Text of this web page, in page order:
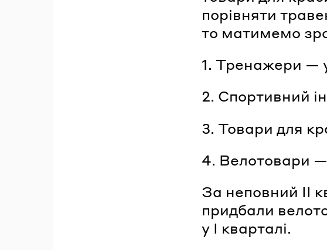
порівняти
то матимемо
1. Тренажери —
2. Спортивний
3. Товари для
4. Велотовари —
За неповний II
придбали
у I кварталі.